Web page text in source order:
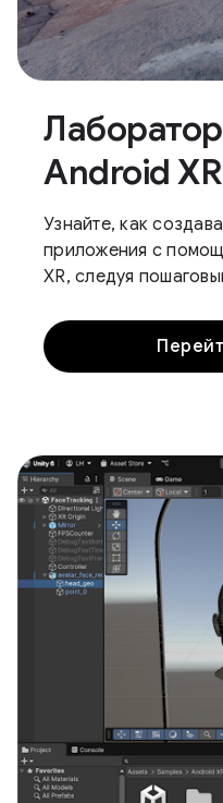
Android XR
Узнайте, как
приложения с
XR, следуя